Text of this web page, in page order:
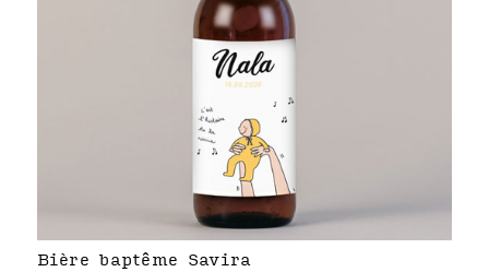
Bière baptême Savira